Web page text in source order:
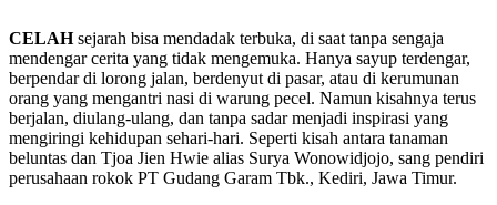
CELAHsejarah bisa mendadak terbuka, di saat tanpa sengaja
mendengar cerita yang tidak mengemuka. Hanya sayup terdengar,
berpendar di lorong jalan, berdenyut di pasar, atau di kerumunan
orang yang mengantri nasi di warung pecel. Namun kisahnya terus
berjalan, diulang-ulang, dan tanpa sadar menjadi inspirasi yang
mengiringi kehidupan sehari-hari. Seperti kisah antara tanaman
beluntas dan Tjoa Jien Hwie alias Surya Wonowidjojo, sang pendiri
perusahaan rokok PT Gudang Garam Tbk., Kediri, Jawa Timur.